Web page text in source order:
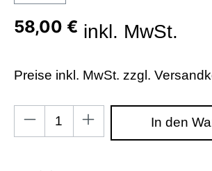
58,00 € inkl. MwSt.
Preise inkl. MwSt. zzgl.
Produkt Anzahl: Gib den
In den